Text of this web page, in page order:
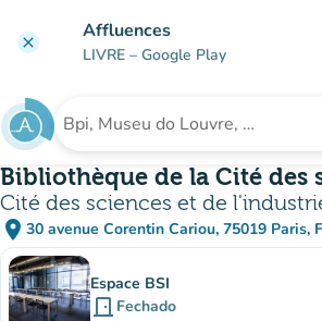
clear Affluences
LIVRE – Google Play
Procura uma instituição
Bibliothèque de la Cité des
Cité des sciences et de
place 30 avenue Corentin Cariou, 75019 Paris,
(abrir no Google
(novo separador)
Subinstituições
Espace BSI
door_front Fechado